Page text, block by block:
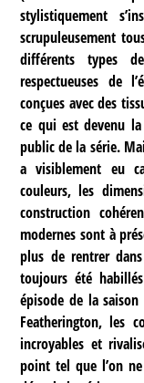
stylistiquement
scrupuleusement
différents types
respectueuses de
conçues avec des
ce qui est devenu
public de la série.
a visiblement eu
couleurs, les
construction
modernes sont à
plus de rentrer
toujours été
épisode de la
Featherington, les
incroyables et
point tel que l’on